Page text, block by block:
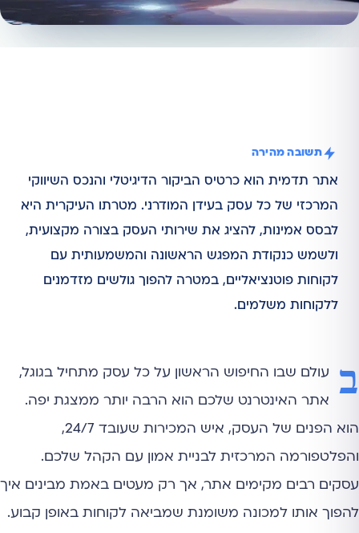
תשובה מהירה
אתר תדמית הוא כרטיס הביקור הדיגיטלי והנכס השיווקי
המרכזי של כל עסק בעידן המודרני. מטרתו העיקרית היא
לבסס אמינות, להציג את שירותי העסק בצורה מקצועית,
ולשמש כנקודת המפגש הראשונה והמשמעותית עם
לקוחות פוטנציאליים, במטרה להפוך גולשים מזדמנים
ללקוחות משלמים.
ב עולם שבו החיפוש הראשון על כל עסק מתחיל בגוגל,
אתר האינטרנט שלכם הוא הרבה יותר ממצגת יפה.
הוא הפנים של העסק, איש המכירות שעובד 24/7,
והפלטפורמה המרכזית לבניית אמון עם הקהל שלכם.
עסקים רבים מקימים אתר, אך רק מעטים באמת מבינים איך
להפוך אותו למכונה משומנת שמביאה לקוחות באופן קבוע.